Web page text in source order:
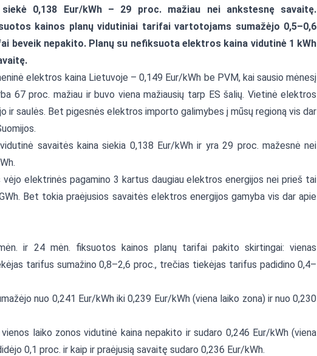
0,138 Eur/kWh – 29 proc. mažiau nei ankstesnę savaitę.
kainos planų vidutiniai tarifai vartotojams sumažėjo 0,5–0,6
beveik nepakito. Planų su nefiksuota elektros kaina vidutinė 1 kWh
elektros kaina Lietuvoje – 0,149 Eur/kWh be PVM, kai sausio mėnesį
67 proc. mažiau ir buvo viena mažiausių tarp ES šalių. Vietinė elektros
ir saulės. Bet pigesnės elektros importo galimybes į mūsų regioną vis dar
savaitės kaina siekia 0,138 Eur/kWh ir yra 29 proc. mažesnė nei
elektrinės pagamino 3 kartus daugiau elektros energijos nei prieš tai
Bet tokia praėjusios savaitės elektros energijos gamyba vis dar apie
ir 24 mėn. fiksuotos kainos planų tarifai pakito skirtingai: vienas
tarifus sumažino 0,8–2,6 proc., trečias tiekėjas tarifus padidino 0,4–
nuo 0,241 Eur/kWh iki 0,239 Eur/kWh (viena laiko zona) ir nuo 0,230
laiko zonos vidutinė kaina nepakito ir sudaro 0,246 Eur/kWh (viena
0,1 proc. ir kaip ir praėjusią savaitę sudaro 0,236 Eur/kWh.